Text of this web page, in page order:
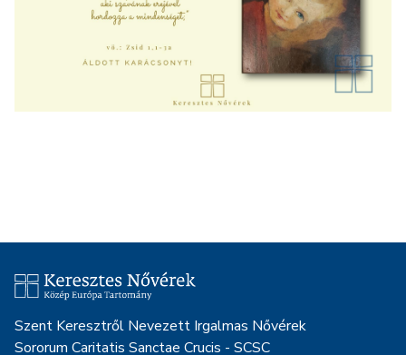
Szent Keresztről Nevezett Irgalmas Nővérek
Sororum Caritatis Sanctae Crucis - SCSC